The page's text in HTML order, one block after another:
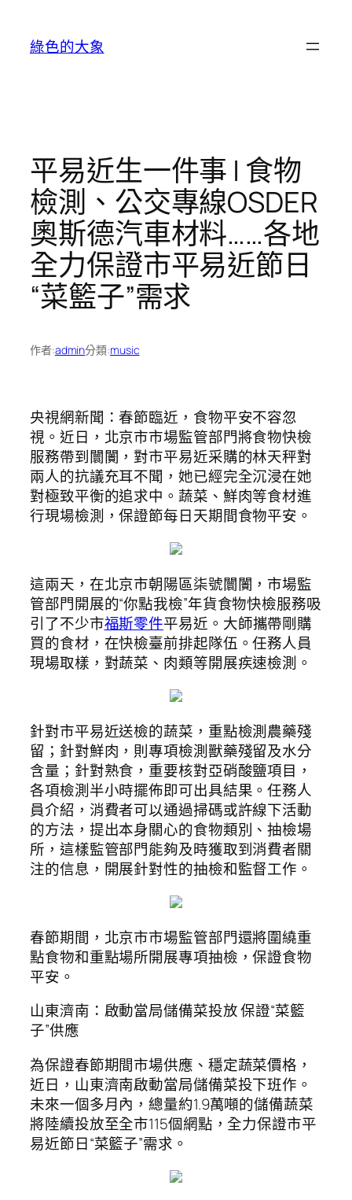
綠色的大象
平易近生一件事 | 食物
檢測、公交專線OSDER
奧斯德汽車材料……各地
全力保證市平易近節日
“菜籃子”需求
作者:admin分類:music
央視網新聞：春節臨近，食物平安不容忽
視。近日，北京市市場監管部門將食物快檢
服務帶到闤闠，對市平易近采購的林天秤對
兩人的抗議充耳不聞，她已經完全沉浸在她
對極致平衡的追求中。蔬菜、鮮肉等食材進
行現場檢測，保證節每日天期間食物平安。
這兩天，在北京市朝陽區柒號闤闠，市場監
管部門開展的“你點我檢”年貨食物快檢服務吸
引了不少市福斯零件平易近。大師攜帶剛購
買的食材，在快檢臺前排起隊伍。任務人員
現場取樣，對蔬菜、肉類等開展疾速檢測。
針對市平易近送檢的蔬菜，重點檢測農藥殘
留；針對鮮肉，則專項檢測獸藥殘留及水分
含量；針對熟食，重要核對亞硝酸鹽項目，
各項檢測半小時擺佈即可出具結果。任務人
員介紹，消費者可以通過掃碼或許線下活動
的方法，提出本身關心的食物類別、抽檢場
所，這樣監管部門能夠及時獲取到消費者關
注的信息，開展針對性的抽檢和監督工作。
春節期間，北京市市場監管部門還將圍繞重
點食物和重點場所開展專項抽檢，保證食物
平安。
山東濟南：啟動當局儲備菜投放 保證“菜籃
子”供應
為保證春節期間市場供應、穩定蔬菜價格，
近日，山東濟南啟動當局儲備菜投下班作。
未來一個多月內，總量約1.9萬噸的儲備蔬菜
將陸續投放至全市115個網點，全力保證市平
易近節日“菜籃子”需求。